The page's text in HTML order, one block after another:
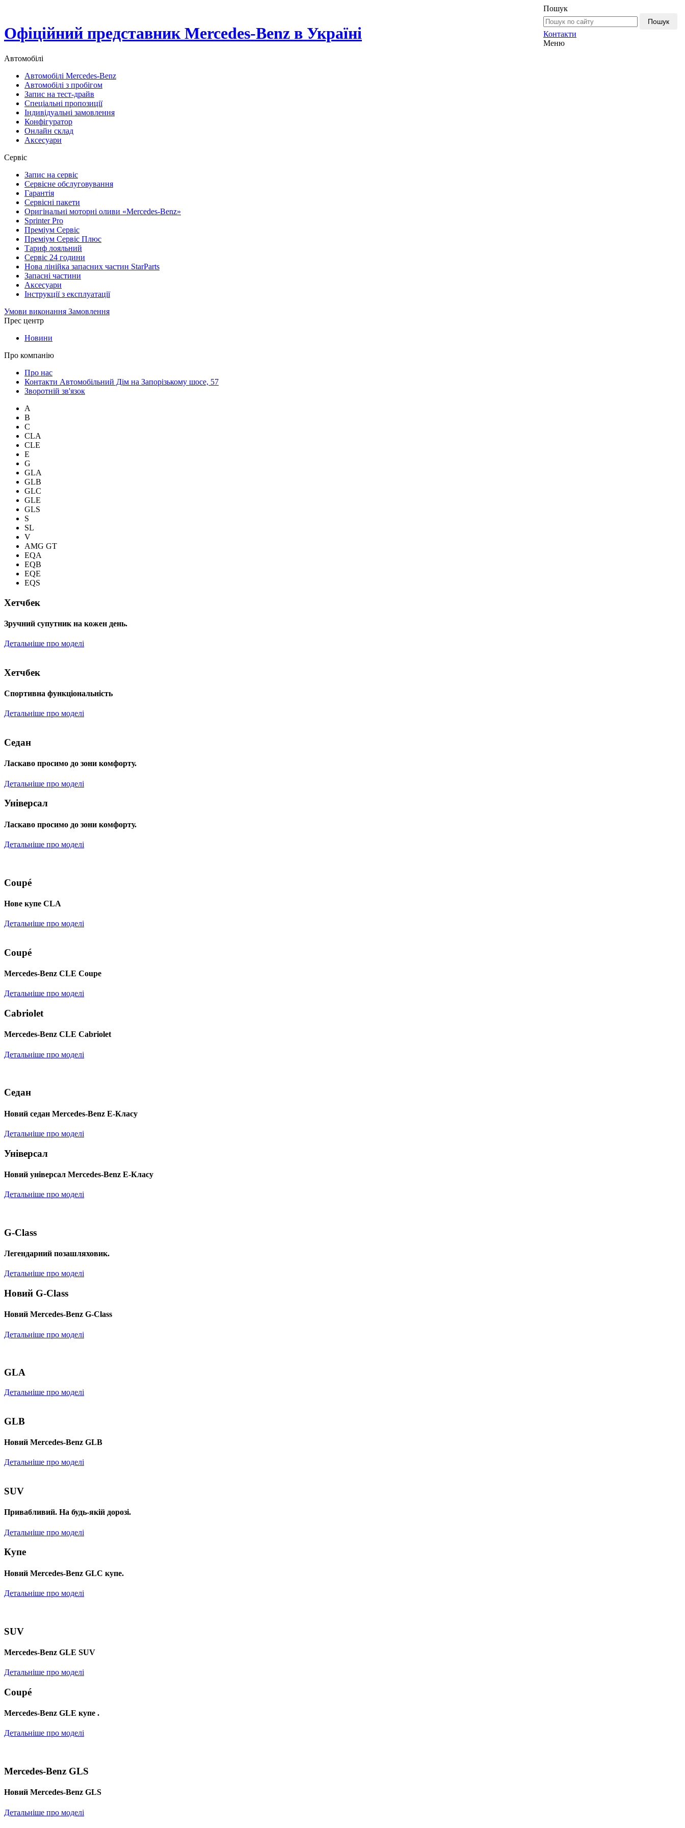
Офіційний представник Mercedes-Benz в Україні
Пошук
Пошук
Контакти
Меню
Автомобілі
Автомобілі Mercedes-Benz
Автомобілі з пробігом
Запис на тест-драйв
Спеціальні пропозиції
Індивідуальні замовлення
Конфігуратор
Онлайн склад
Аксесуари
Сервіс
Запис на сервіс
Сервісне обслуговування
Гарантія
Сервісні пакети
Оригінальні моторні оливи «Mercedes-Benz»
Sprinter Pro
Преміум Сервіс
Преміум Сервіс Плюс
Тариф лояльний
Сервіс 24 години
Нова лінійка запасних частин StarParts
Запасні частини
Аксесуари
Інструкції з експлуатації
Умови виконання Замовлення
Прес центр
Новини
Про компанію
Про нас
Контакти Автомобільний Дім на Запорізькому шосе, 57
Зворотній зв'язок
A
B
C
CLA
CLE
E
G
GLA
GLB
GLC
GLE
GLS
S
SL
V
AMG GT
EQA
EQB
EQE
EQS
Хетчбек
Зручний супутник на кожен день.
Детальніше про моделі
Хетчбек
Спортивна функціональність
Детальніше про моделі
Седан
Ласкаво просимо до зони комфорту.
Детальніше про моделі
Універсал
Ласкаво просимо до зони комфорту.
Детальніше про моделі
Coupé
Нове купе CLA
Детальніше про моделі
Coupé
Mercedes-Benz CLE Coupe
Детальніше про моделі
Cabriolet
Mercedes-Benz CLE Cabriolet
Детальніше про моделі
Седан
Новий седан Mercedes-Benz Е-Класу
Детальніше про моделі
Універсал
Новий універсал Mercedes-Benz E-Класу
Детальніше про моделі
G-Class
Легендарний позашляховик.
Детальніше про моделі
Новий G-Class
Новий Mercedes-Benz G-Class
Детальніше про моделі
GLA
Детальніше про моделі
GLB
Новий Mercedes-Benz GLB
Детальніше про моделі
SUV
Привабливий. На будь-якій дорозі.
Детальніше про моделі
Купе
Новий Mercedes-Benz GLС купе.
Детальніше про моделі
SUV
Mercedes-Benz GLE SUV
Детальніше про моделі
Coupé
Mercedes-Benz GLE купе .
Детальніше про моделі
Mercedes-Benz GLS
Новий Mercedes-Benz GLS
Детальніше про моделі